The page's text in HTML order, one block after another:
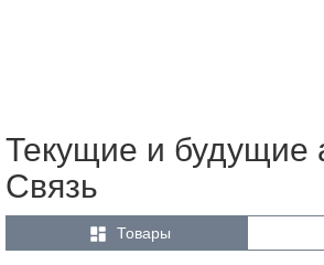
Текущие и будущие
Связь
 Товары